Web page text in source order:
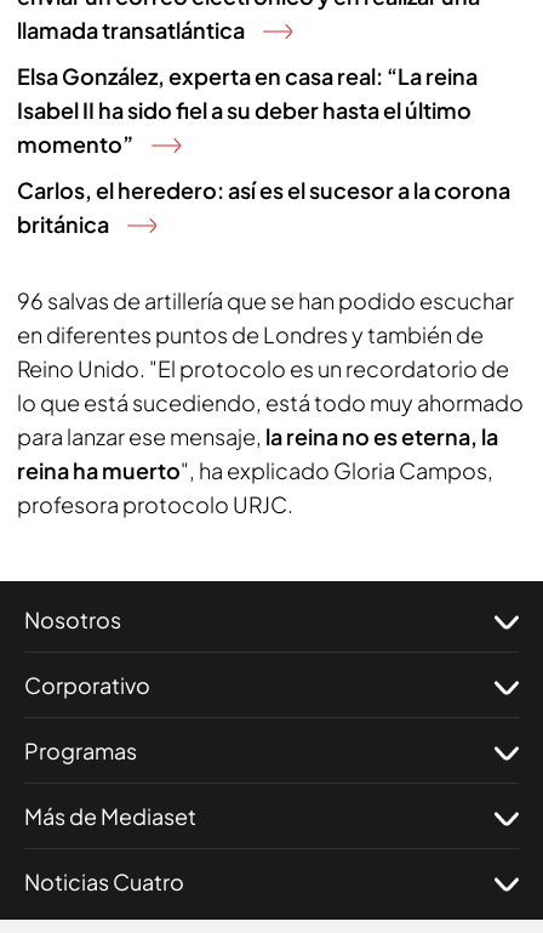
llamada transatlántica
Elsa González, experta en casa real: “La reina
Isabel II ha sido fiel a su deber hasta el último
momento”
Carlos, el heredero: así es el sucesor a la corona
británica
96 salvas de artillería que se han podido escuchar
en diferentes puntos de Londres y también de
Reino Unido. "El protocolo es un recordatorio de
lo que está sucediendo, está todo muy ahormado
para lanzar ese mensaje, la reina no es eterna, la
reina ha muerto", ha explicado Gloria Campos,
profesora protocolo URJC.
Nosotros
Corporativo
Programas
Más de Mediaset
Noticias Cuatro